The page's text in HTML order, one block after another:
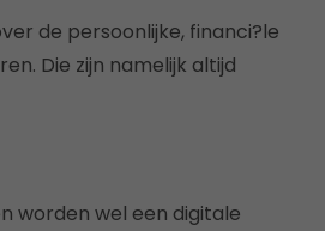
de persoonlijke, financi?le
Die zijn namelijk altijd
worden wel een digitale